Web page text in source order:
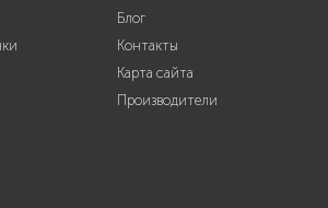
Блог
Контакты
Карта сайта
Производители